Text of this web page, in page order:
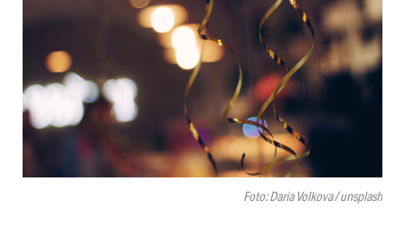
Foto: Daria Volkova / unsplash